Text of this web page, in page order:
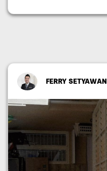
FERRY SETYAWAN